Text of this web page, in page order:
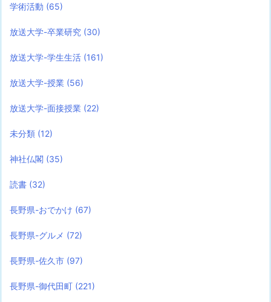
学術活動 (65)
放送大学-卒業研究 (30)
放送大学-学生生活 (161)
放送大学-授業 (56)
放送大学-面接授業 (22)
未分類 (12)
神社仏閣 (35)
読書 (32)
長野県-おでかけ (67)
長野県-グルメ (72)
長野県-佐久市 (97)
長野県-御代田町 (221)